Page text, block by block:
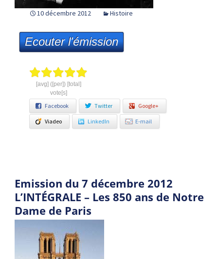
10 décembre 2012 Histoire
Ecouter l'émission
[avg] ([per]) [total]
vote[s]
Facebook Twitter Google+
Viadeo LinkedIn E-mail
Emission du 7 décembre 2012
L’INTÉGRALE – Les 850 ans de Notre
Dame de Paris